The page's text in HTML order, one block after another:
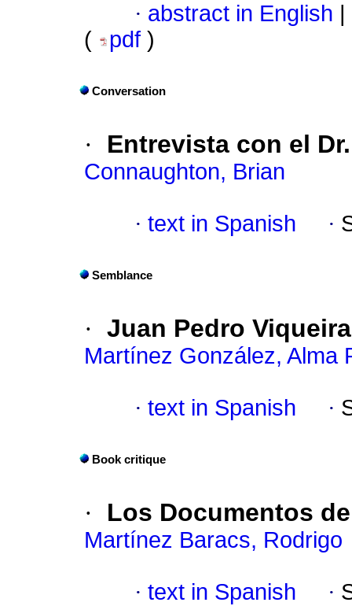
· abstract in English
(
pdf )
Conversation
· Entrevista con el
Connaughton, Brian
· text in Spanish ·
Semblance
· Juan Pedro
Martínez González, Alma
· text in Spanish ·
Book critique
· Los Documentos
Martínez Baracs, Rodrigo
· text in Spanish ·